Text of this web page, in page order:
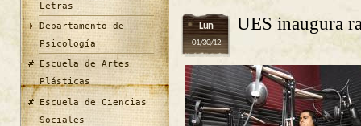
Letras
Departamento de
Psicología
Escuela de Artes
Plásticas
Escuela de Ciencias
Sociales
Lun
01/30/12
UES inaugura